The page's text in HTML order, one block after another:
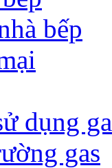
bếp
dụng
gas